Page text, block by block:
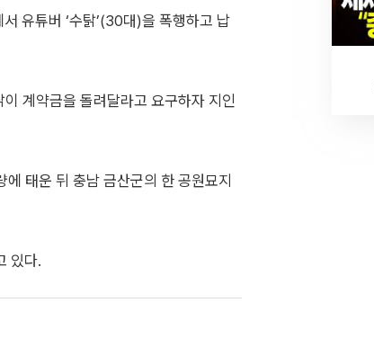
유튜버 ‘수탉’(30대)을 폭행하고 납
계약금을 돌려달라고 요구하자 지인
태운 뒤 충남 금산군의 한 공원묘지
있다.